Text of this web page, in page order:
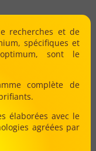
recherches et de
spécifiques et
sont le
complète de
élaborées avec le
agréées par